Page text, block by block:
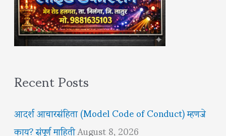
Recent Posts
आदर्श आचारसंहिता (Model Code of Conduct) म्हणजे
काय? संपूर्ण माहितीAugust 8, 2026